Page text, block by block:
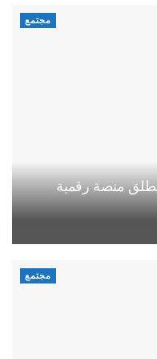
مجتمع
تطلق منصة رقمية
مجتمع